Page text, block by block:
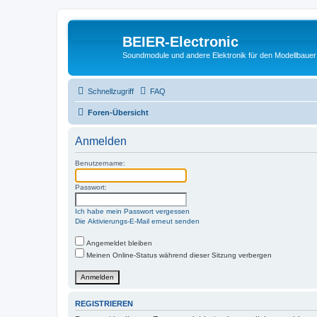
BEIER-Electronic
Soundmodule und andere Elektronik für den Modellbauer
Schnellzugriff FAQ
Foren-Übersicht
Anmelden
Benutzername:
Passwort:
Ich habe mein Passwort vergessen
Die Aktivierungs-E-Mail erneut senden
Angemeldet bleiben
Meinen Online-Status während dieser Sitzung verbergen
REGISTRIEREN